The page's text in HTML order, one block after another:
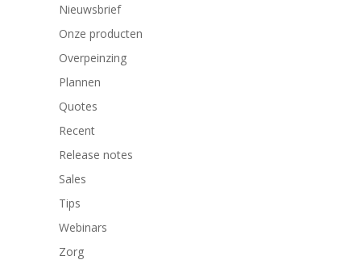
Nieuwsbrief
Onze producten
Overpeinzing
Plannen
Quotes
Recent
Release notes
Sales
Tips
Webinars
Zorg